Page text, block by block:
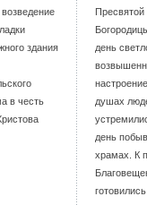
здания
в честь
Пресвятой
день
душах
день
храмах. К
готовились